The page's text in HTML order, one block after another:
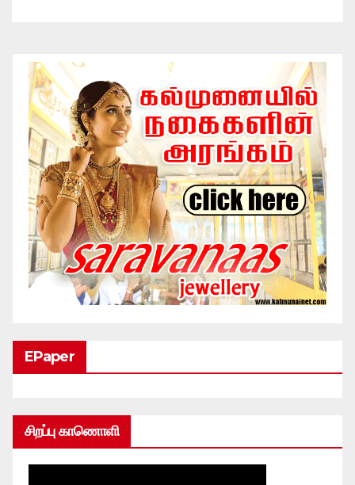
EPaper
சிறப்பு காணொளி